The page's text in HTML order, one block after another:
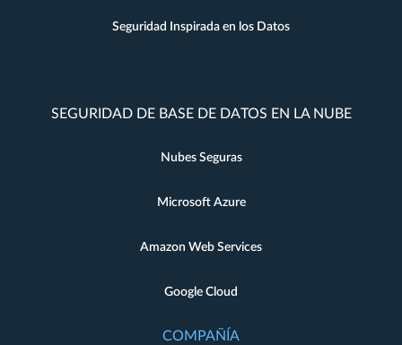
Seguridad Inspirada en los Datos
SEGURIDAD DE BASE DE DATOS EN LA NUBE
Nubes Seguras
Microsoft Azure
Amazon Web Services
Google Cloud
COMPAÑÍA